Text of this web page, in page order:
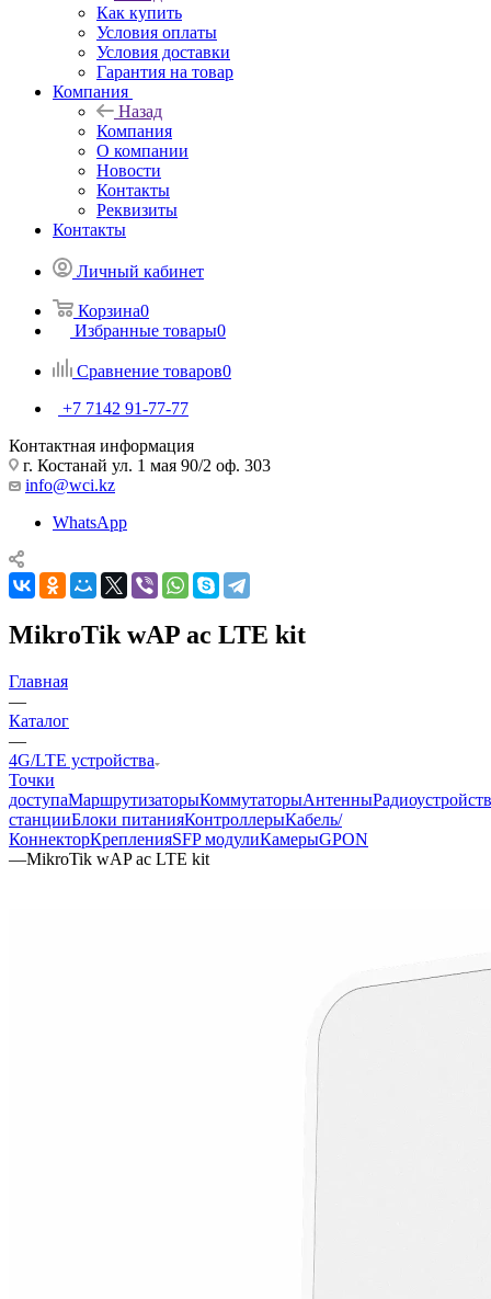
Как купить
Условия оплаты
Условия доставки
Гарантия на товар
Компания
Назад
Компания
О компании
Новости
Контакты
Реквизиты
Контакты
Личный кабинет
Корзина0
Избранные товары0
Сравнение товаров0
+7 7142 91-77-77
Контактная информация
г. Костанай ул. 1 мая 90/2 оф. 303
info@wci.kz
WhatsApp
MikroTik wAP ac LTE kit
Главная
—
Каталог
—
4G/LTE устройства
Точки
доступаМаршрутизаторыКоммутаторыАнтенны
станцииБлоки питанияКонтроллерыКабель/
КоннекторКрепленияSFP модулиКамерыGPON
—MikroTik wAP ac LTE kit